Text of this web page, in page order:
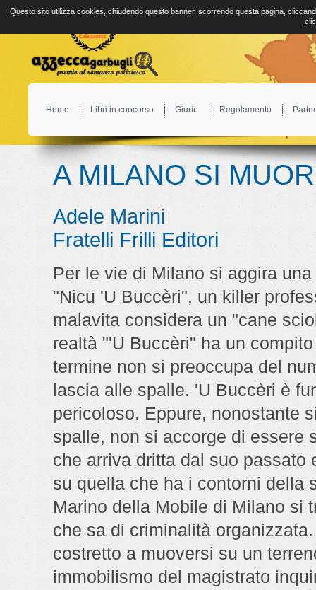
Home Libri in concorso Giurie Regolamento
A MILANO SI
Adele Marini
Fratelli Frilli Editori
Per le vie di Milano si aggira
"Nicu 'U Buccèri", un killer
malavita considera un "cane
realtà "'U Buccèri" ha un
termine non si preoccupa del
lascia alle spalle. 'U Buccèri è
pericoloso. Eppure, nonostante
spalle, non si accorge di essere
che arriva dritta dal suo
su quella che ha i contorni della
Marino della Mobile di Milano si
che sa di criminalità
costretto a muoversi su un
immobilismo del magistrato
Questo sito utilizza cookies, chiudendo questo banner, scorrendo questa pagina,